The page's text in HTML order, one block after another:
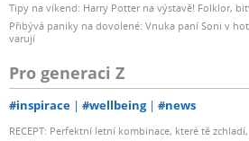
Tipy na víkend: Harry Potter na výstavě! Folklor,
Přibývá paniky na dovolené: Vnuka paní Soni v
varují
Pro generaci Z
#inspirace #wellbeing #news
RECEPT: Perfektní letní kombinace, které tě